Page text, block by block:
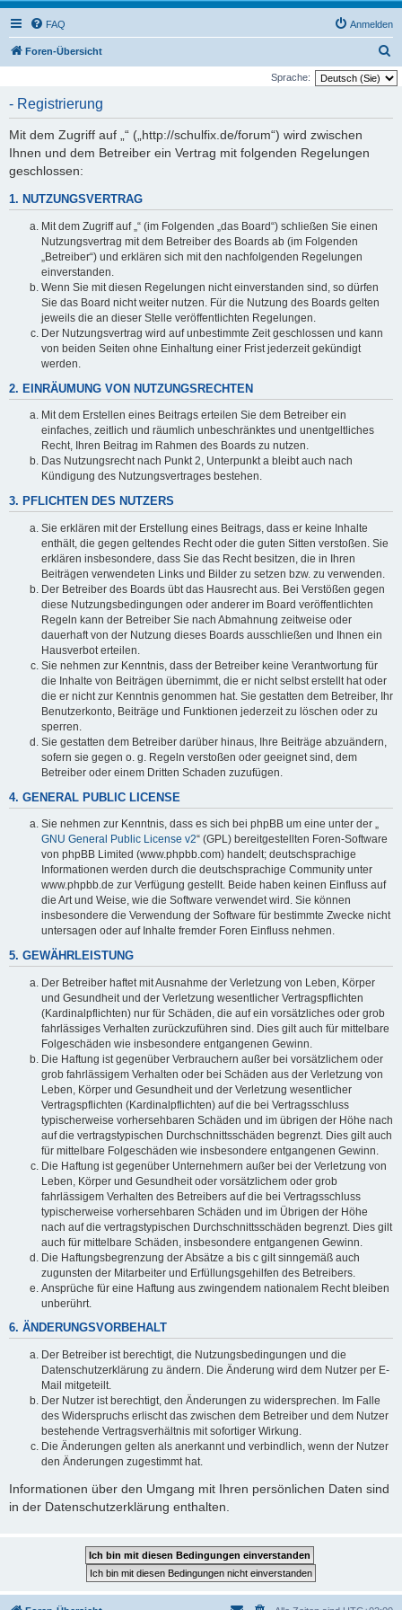
FAQ Anmelden
Foren-Übersicht
u
Sprache:
- Registrierung
Mit dem Zugriff auf „“ („http://schulfix.de/forum“) wird zwischen
Ihnen und dem Betreiber ein Vertrag mit folgenden Regelungen
geschlossen:
1. NUTZUNGSVERTRAG
Mit dem Zugriff auf „“ (im Folgenden „das Board“) schließen Sie einen
Nutzungsvertrag mit dem Betreiber des Boards ab (im Folgenden
„Betreiber“) und erklären sich mit den nachfolgenden Regelungen
einverstanden.
Wenn Sie mit diesen Regelungen nicht einverstanden sind, so dürfen
Sie das Board nicht weiter nutzen. Für die Nutzung des Boards gelten
jeweils die an dieser Stelle veröffentlichten Regelungen.
Der Nutzungsvertrag wird auf unbestimmte Zeit geschlossen und kann
von beiden Seiten ohne Einhaltung einer Frist jederzeit gekündigt
werden.
2. EINRÄUMUNG VON NUTZUNGSRECHTEN
Mit dem Erstellen eines Beitrags erteilen Sie dem Betreiber ein
einfaches, zeitlich und räumlich unbeschränktes und unentgeltliches
Recht, Ihren Beitrag im Rahmen des Boards zu nutzen.
Das Nutzungsrecht nach Punkt 2, Unterpunkt a bleibt auch nach
Kündigung des Nutzungsvertrages bestehen.
3. PFLICHTEN DES NUTZERS
Sie erklären mit der Erstellung eines Beitrags, dass er keine Inhalte
enthält, die gegen geltendes Recht oder die guten Sitten verstoßen. Sie
erklären insbesondere, dass Sie das Recht besitzen, die in Ihren
Beiträgen verwendeten Links und Bilder zu setzen bzw. zu verwenden.
Der Betreiber des Boards übt das Hausrecht aus. Bei Verstößen gegen
diese Nutzungsbedingungen oder anderer im Board veröffentlichten
Regeln kann der Betreiber Sie nach Abmahnung zeitweise oder
dauerhaft von der Nutzung dieses Boards ausschließen und Ihnen ein
Hausverbot erteilen.
Sie nehmen zur Kenntnis, dass der Betreiber keine Verantwortung für
die Inhalte von Beiträgen übernimmt, die er nicht selbst erstellt hat oder
die er nicht zur Kenntnis genommen hat. Sie gestatten dem Betreiber, Ihr
Benutzerkonto, Beiträge und Funktionen jederzeit zu löschen oder zu
sperren.
Sie gestatten dem Betreiber darüber hinaus, Ihre Beiträge abzuändern,
sofern sie gegen o. g. Regeln verstoßen oder geeignet sind, dem
Betreiber oder einem Dritten Schaden zuzufügen.
4. GENERAL PUBLIC LICENSE
Sie nehmen zur Kenntnis, dass es sich bei phpBB um eine unter der „
GNU General Public License v2“ (GPL) bereitgestellten Foren-Software
von phpBB Limited (www.phpbb.com) handelt; deutschsprachige
Informationen werden durch die deutschsprachige Community unter
www.phpbb.de zur Verfügung gestellt. Beide haben keinen Einfluss auf
die Art und Weise, wie die Software verwendet wird. Sie können
insbesondere die Verwendung der Software für bestimmte Zwecke nicht
untersagen oder auf Inhalte fremder Foren Einfluss nehmen.
5. GEWÄHRLEISTUNG
Der Betreiber haftet mit Ausnahme der Verletzung von Leben, Körper
und Gesundheit und der Verletzung wesentlicher Vertragspflichten
(Kardinalpflichten) nur für Schäden, die auf ein vorsätzliches oder grob
fahrlässiges Verhalten zurückzuführen sind. Dies gilt auch für mittelbare
Folgeschäden wie insbesondere entgangenen Gewinn.
Die Haftung ist gegenüber Verbrauchern außer bei vorsätzlichem oder
grob fahrlässigem Verhalten oder bei Schäden aus der Verletzung von
Leben, Körper und Gesundheit und der Verletzung wesentlicher
Vertragspflichten (Kardinalpflichten) auf die bei Vertragsschluss
typischerweise vorhersehbaren Schäden und im übrigen der Höhe nach
auf die vertragstypischen Durchschnittsschäden begrenzt. Dies gilt auch
für mittelbare Folgeschäden wie insbesondere entgangenen Gewinn.
Die Haftung ist gegenüber Unternehmern außer bei der Verletzung von
Leben, Körper und Gesundheit oder vorsätzlichem oder grob
fahrlässigem Verhalten des Betreibers auf die bei Vertragsschluss
typischerweise vorhersehbaren Schäden und im Übrigen der Höhe
nach auf die vertragstypischen Durchschnittsschäden begrenzt. Dies gilt
auch für mittelbare Schäden, insbesondere entgangenen Gewinn.
Die Haftungsbegrenzung der Absätze a bis c gilt sinngemäß auch
zugunsten der Mitarbeiter und Erfüllungsgehilfen des Betreibers.
Ansprüche für eine Haftung aus zwingendem nationalem Recht bleiben
unberührt.
6. ÄNDERUNGSVORBEHALT
Der Betreiber ist berechtigt, die Nutzungsbedingungen und die
Datenschutzerklärung zu ändern. Die Änderung wird dem Nutzer per E-
Mail mitgeteilt.
Der Nutzer ist berechtigt, den Änderungen zu widersprechen. Im Falle
des Widerspruchs erlischt das zwischen dem Betreiber und dem Nutzer
bestehende Vertragsverhältnis mit sofortiger Wirkung.
Die Änderungen gelten als anerkannt und verbindlich, wenn der Nutzer
den Änderungen zugestimmt hat.
Informationen über den Umgang mit Ihren persönlichen Daten sind
in der Datenschutzerklärung enthalten.